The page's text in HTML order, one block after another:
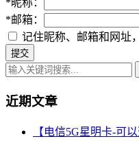
*昵称：
*邮箱：
记住昵称、邮箱和网址
近期文章
【电信5G星明卡-可